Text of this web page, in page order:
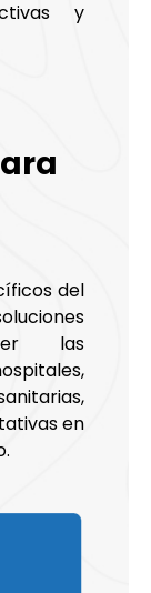
y
del
las
en